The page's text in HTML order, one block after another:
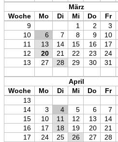
März
Woche
Mo Di Mi Do Fr
9
1 2 3
10
6 7 8 9 10
11
13 14 15 16 17
12
20 21 22 23 24
13
27 28 29 30 31
April
Woche
Mo Di Mi Do Fr
13
14
3 4 5 6 7
15
10 11 12 13 14
16
17 18 19 20 21
17
24 25 26 27 28